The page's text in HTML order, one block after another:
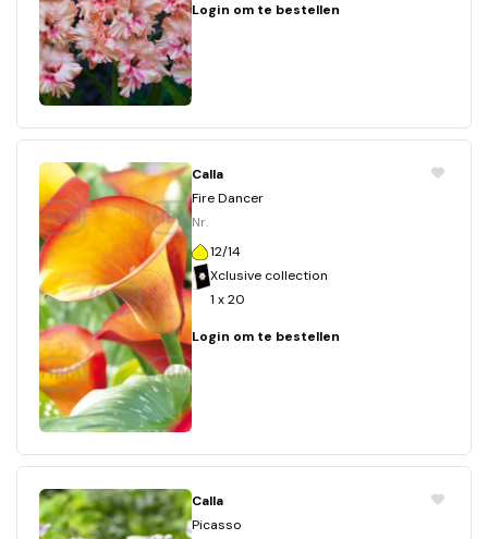
Login om te bestellen
Calla
Fire Dancer
Nr.
12/14
Xclusive collection
1 x 20
Login om te bestellen
Calla
Picasso